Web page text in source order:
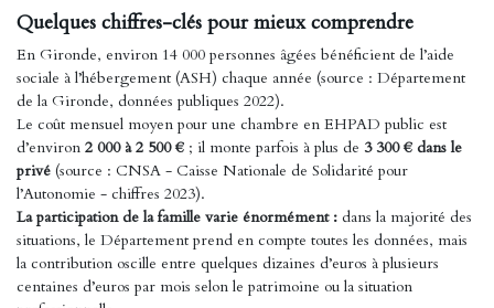
Quelques chiffres-clés pour mieux comprendre
En Gironde, environ 14 000 personnes âgées bénéficient de l’aide
sociale à l’hébergement (ASH) chaque année (source : Département
de la Gironde, données publiques 2022).
Le coût mensuel moyen pour une chambre en EHPAD public est
d’environ 2 000 à 2 500 € ; il monte parfois à plus de 3 300 € dans le
privé (source : CNSA - Caisse Nationale de Solidarité pour
l’Autonomie - chiffres 2023).
La participation de la famille varie énormément : dans la majorité des
situations, le Département prend en compte toutes les données, mais
la contribution oscille entre quelques dizaines d’euros à plusieurs
centaines d’euros par mois selon le patrimoine ou la situation